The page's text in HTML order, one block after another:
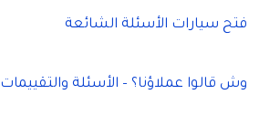
فتح سيارات الأسئلة الشائعة
وش قالوا عملاؤنا؟ – الأسئلة والتقييمات